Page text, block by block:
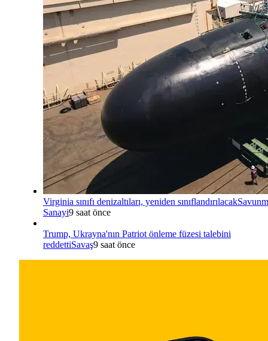
Virginia sınıfı denizaltıları, yeniden sınıflandırılacak
Sanayi9 saat önce
Trump, Ukrayna'nın Patriot önleme füzesi talebini
reddettiSavaş9 saat önce